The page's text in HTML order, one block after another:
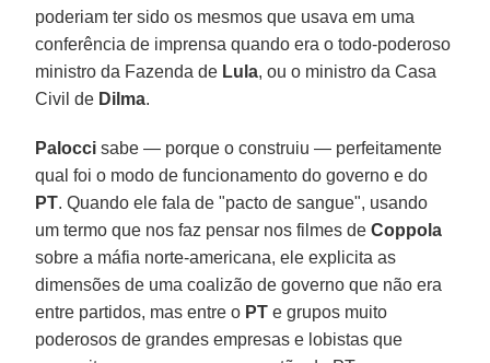
poderiam ter sido os mesmos que usava em uma
conferência de imprensa quando era o todo-poderoso
ministro da Fazenda de Lula, ou o ministro da Casa
Civil de Dilma.
Palocci sabe — porque o construiu — perfeitamente
qual foi o modo de funcionamento do governo e do
PT. Quando ele fala de "pacto de sangue", usando
um termo que nos faz pensar nos filmes deCoppola
sobre a máfia norte-americana, ele explicita as
dimensões de uma coalizão de governo que não era
entre partidos, mas entre o PT e grupos muito
poderosos de grandes empresas e lobistas que